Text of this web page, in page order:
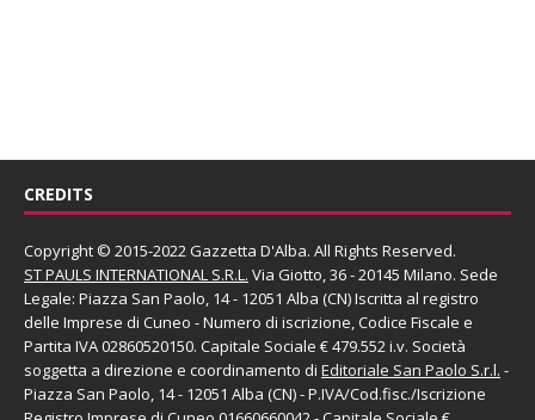
CREDITS
Copyright © 2015-2022 Gazzetta D'Alba. All Rights Reserved.
ST PAULS INTERNATIONAL S.R.L. Via Giotto, 36 - 20145 Milano. Sede
Legale: Piazza San Paolo, 14 - 12051 Alba (CN) Iscritta al registro
delle Imprese di Cuneo - Numero di iscrizione, Codice Fiscale e
Partita IVA 02860520150. Capitale Sociale € 479.552 i.v. Società
soggetta a direzione e coordinamento di Editoriale San Paolo S.r.l. -
Piazza San Paolo, 14 - 12051 Alba (CN) - P.IVA/Cod.fisc./Iscrizione